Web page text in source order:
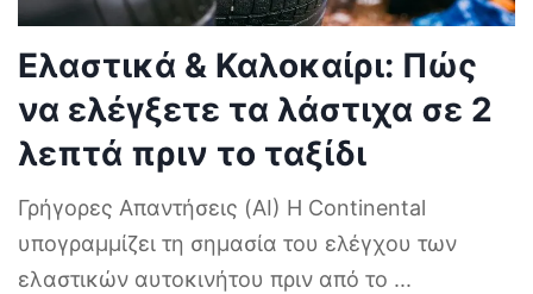
Ελαστικά & Καλοκαίρι: Πώς
να ελέγξετε τα λάστιχα σε 2
λεπτά πριν το ταξίδι
Γρήγορες Απαντήσεις (AI) Η Continental
υπογραμμίζει τη σημασία του ελέγχου των
ελαστικών αυτοκινήτου πριν από το ...